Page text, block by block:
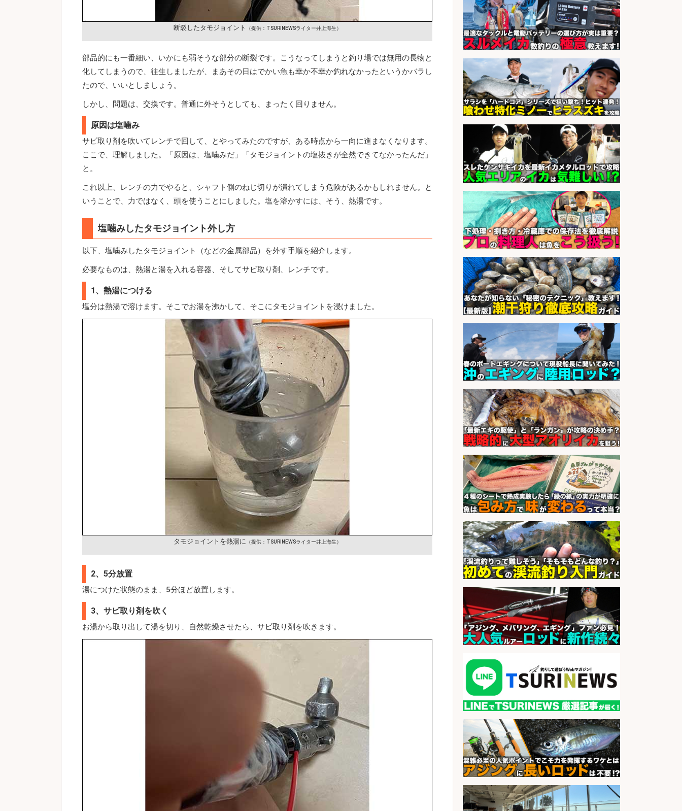
断裂したタモジョイント （提供：TSURINEWSライター井上海生）
部品的にも一番細い、いかにも弱そうな部分の断裂です。こうなってしまうと釣り場では無用の長物と
化してしまうので、往生しましたが、まあその日はでかい魚も幸か不幸か釣れなかったというかバラし
たので、いいとしましょう。
しかし、問題は、交換です。普通に外そうとしても、まったく回りません。
原因は塩噛み
サビ取り剤を吹いてレンチで回して、とやってみたのですが、ある時点から一向に進まなくなります。
ここで、理解しました。「原因は、塩噛みだ」「タモジョイントの塩抜きが全然できてなかったんだ」
と。
これ以上、レンチの力でやると、シャフト側のねじ切りが潰れてしまう危険があるかもしれません。と
いうことで、力ではなく、頭を使うことにしました。塩を溶かすには、そう、熱湯です。
塩噛みしたタモジョイント外し方
以下、塩噛みしたタモジョイント（などの金属部品）を外す手順を紹介します。
必要なものは、熱湯と湯を入れる容器、そしてサビ取り剤、レンチです。
1、熱湯につける
塩分は熱湯で溶けます。そこでお湯を沸かして、そこにタモジョイントを浸けました。
タモジョイントを熱湯に （提供：TSURINEWSライター井上海生）
2、5分放置
湯につけた状態のまま、5分ほど放置します。
3、サビ取り剤を吹く
お湯から取り出して湯を切り、自然乾燥させたら、サビ取り剤を吹きます。
8月開始/釣り具メーカーでの営業ア
シスタントのお仕事/残業なし/即日
勤務可/営業事務/軽作業
会社名 株式会社パソナ
sponsored by 求人ボックス
さらに求人情報を見る